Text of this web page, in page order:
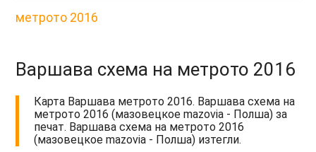
метрото 2016
Варшава схема на метрото 2016
Карта Варшава метрото 2016. Варшава схема на
метрото 2016 (мазовецкое mazovia - Полша) за
печат. Варшава схема на метрото 2016
(мазовецкое mazovia - Полша) изтегли.